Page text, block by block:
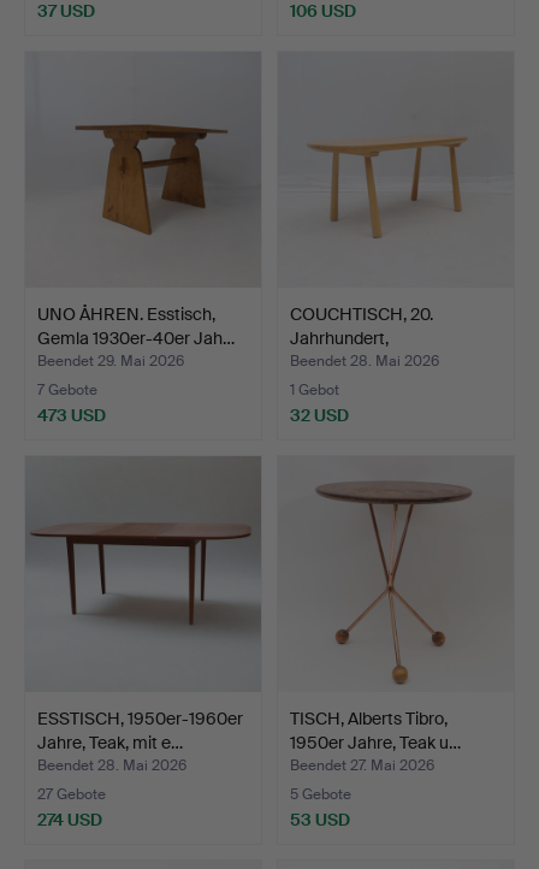
37 USD 106 USD
UNO ÅHREN. Esstisch,
Gemla 1930er-40er Jah…
Beendet 29. Mai 2026
7 Gebote
473 USD
COUCHTISCH, 20.
Jahrhundert,
nierenförmige…
Beendet 28. Mai 2026
1 Gebot
32 USD
ESSTISCH, 1950er-1960er
Jahre, Teak, mit e…
Beendet 28. Mai 2026
27 Gebote
274 USD
TISCH, Alberts Tibro,
1950er Jahre, Teak u…
Beendet 27. Mai 2026
5 Gebote
53 USD